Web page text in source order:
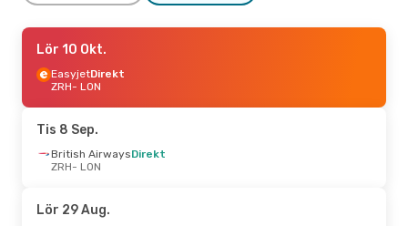
Tors 3 Sep.
Vueling1 Mellanlandning
ZRH- LON
LON- ZRH
Fre 11 Sep.- Sön 13 Sep.
Easyjet Direkt
LON - ZRH
Lör 10 Okt.
EasyjetDirekt
ZRH- LON
Tis 8 Sep.
British AirwaysDirekt
ZRH- LON
Lör 29 Aug.